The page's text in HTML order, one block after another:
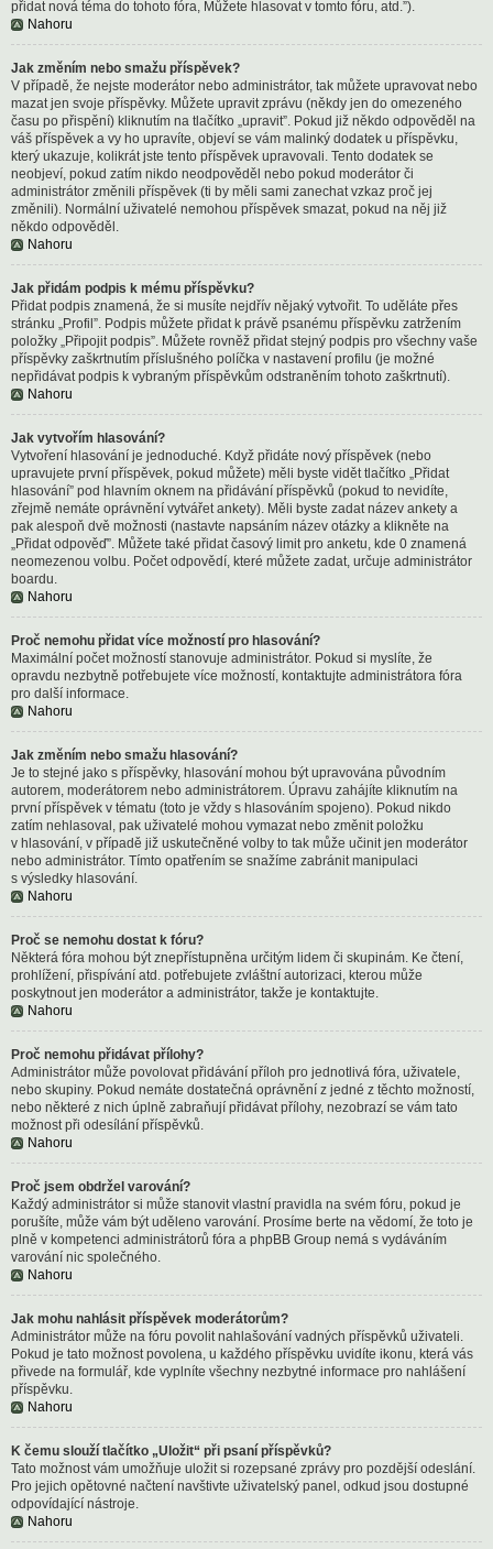
přidat nová téma do tohoto fóra, Můžete hlasovat v tomto fóru, atd.”).
Nahoru
Jak změním nebo smažu příspěvek?
V případě, že nejste moderátor nebo administrátor, tak můžete upravovat nebo
mazat jen svoje příspěvky. Můžete upravit zprávu (někdy jen do omezeného
času po přispění) kliknutím na tlačítko „upravit”. Pokud již někdo odpověděl na
váš příspěvek a vy ho upravíte, objeví se vám malinký dodatek u příspěvku,
který ukazuje, kolikrát jste tento příspěvek upravovali. Tento dodatek se
neobjeví, pokud zatím nikdo neodpověděl nebo pokud moderátor či
administrátor změnili příspěvek (ti by měli sami zanechat vzkaz proč jej
změnili). Normální uživatelé nemohou příspěvek smazat, pokud na něj již
někdo odpověděl.
Nahoru
Jak přidám podpis k mému příspěvku?
Přidat podpis znamená, že si musíte nejdřív nějaký vytvořit. To uděláte přes
stránku „Profil”. Podpis můžete přidat k právě psanému příspěvku zatržením
položky „Připojit podpis”. Můžete rovněž přidat stejný podpis pro všechny vaše
příspěvky zaškrtnutím příslušného políčka v nastavení profilu (je možné
nepřidávat podpis k vybraným příspěvkům odstraněním tohoto zaškrtnutí).
Nahoru
Jak vytvořím hlasování?
Vytvoření hlasování je jednoduché. Když přidáte nový příspěvek (nebo
upravujete první příspěvek, pokud můžete) měli byste vidět tlačítko „Přidat
hlasování” pod hlavním oknem na přidávání příspěvků (pokud to nevidíte,
zřejmě nemáte oprávnění vytvářet ankety). Měli byste zadat název ankety a
pak alespoň dvě možnosti (nastavte napsáním název otázky a klikněte na
„Přidat odpověď”. Můžete také přidat časový limit pro anketu, kde 0 znamená
neomezenou volbu. Počet odpovědí, které můžete zadat, určuje administrátor
boardu.
Nahoru
Proč nemohu přidat více možností pro hlasování?
Maximální počet možností stanovuje administrátor. Pokud si myslíte, že
opravdu nezbytně potřebujete více možností, kontaktujte administrátora fóra
pro další informace.
Nahoru
Jak změním nebo smažu hlasování?
Je to stejné jako s příspěvky, hlasování mohou být upravována původním
autorem, moderátorem nebo administrátorem. Úpravu zahájíte kliknutím na
první příspěvek v tématu (toto je vždy s hlasováním spojeno). Pokud nikdo
zatím nehlasoval, pak uživatelé mohou vymazat nebo změnit položku
v hlasování, v případě již uskutečněné volby to tak může učinit jen moderátor
nebo administrátor. Tímto opatřením se snažíme zabránit manipulaci
s výsledky hlasování.
Nahoru
Proč se nemohu dostat k fóru?
Některá fóra mohou být znepřístupněna určitým lidem či skupinám. Ke čtení,
prohlížení, přispívání atd. potřebujete zvláštní autorizaci, kterou může
poskytnout jen moderátor a administrátor, takže je kontaktujte.
Nahoru
Proč nemohu přidávat přílohy?
Administrátor může povolovat přidávání příloh pro jednotlivá fóra, uživatele,
nebo skupiny. Pokud nemáte dostatečná oprávnění z jedné z těchto možností,
nebo některé z nich úplně zabraňují přidávat přílohy, nezobrazí se vám tato
možnost při odesílání příspěvků.
Nahoru
Proč jsem obdržel varování?
Každý administrátor si může stanovit vlastní pravidla na svém fóru, pokud je
porušíte, může vám být uděleno varování. Prosíme berte na vědomí, že toto je
plně v kompetenci administrátorů fóra a phpBB Group nemá s vydáváním
varování nic společného.
Nahoru
Jak mohu nahlásit příspěvek moderátorům?
Administrátor může na fóru povolit nahlašování vadných příspěvků uživateli.
Pokud je tato možnost povolena, u každého příspěvku uvidíte ikonu, která vás
přivede na formulář, kde vyplníte všechny nezbytné informace pro nahlášení
příspěvku.
Nahoru
K čemu slouží tlačítko „Uložit“ při psaní příspěvků?
Tato možnost vám umožňuje uložit si rozepsané zprávy pro pozdější odeslání.
Pro jejich opětovné načtení navštivte uživatelský panel, odkud jsou dostupné
odpovídající nástroje.
Nahoru